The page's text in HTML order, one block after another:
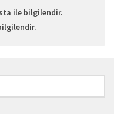
ile bilgilendir.